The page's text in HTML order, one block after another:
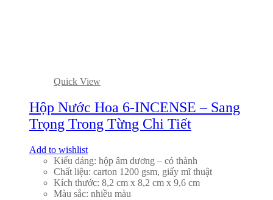
Quick View
Hộp Nước Hoa 6-INCENSE – Sang
Trọng Trong Từng Chi Tiết
Add to wishlist
Kiểu dáng: hộp âm dương – có thành
Chất liệu: carton 1200 gsm, giấy mĩ thuật
Kích thước: 8,2 cm x 8,2 cm x 9,6 cm
Màu sắc: nhiều màu